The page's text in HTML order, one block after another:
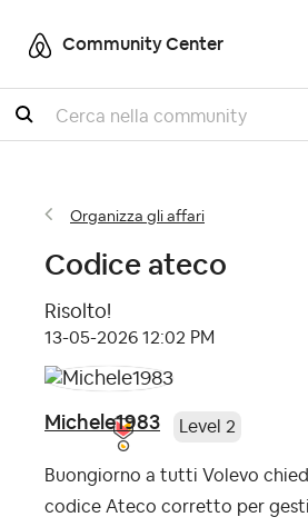
Community Center
Cercare
Organizza gli affari
Codice ateco
Risolto!
‎13-05-2026 12:02 PM
Michele1983 Level 2
Buongiorno a tutti Volevo
codice Ateco corretto per